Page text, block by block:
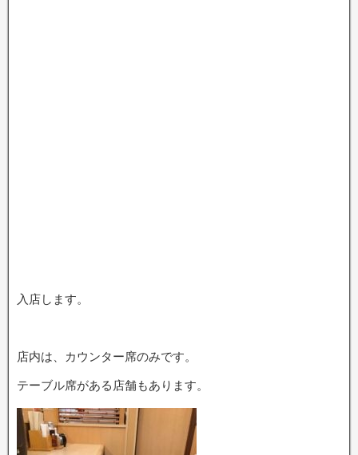
入店します。
店内は、カウンター席のみです。
テーブル席がある店舗もあります。